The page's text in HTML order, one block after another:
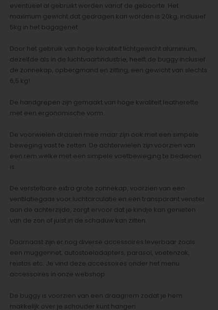
eventueel al gebruikt worden vanaf de geboorte. Het
maximum gewicht dat gedragen kan worden is 20kg, inclusief
5kg in het bagagenet.
Door het gebruik van hoge kwaliteit lichtgewicht aluminium,
dezelfde als in de luchtvaartindustrie, heeft de buggy inclusief
de zonnekap, opbergmand en zitting, een gewicht van slechts
6,5 kg!
De handgrepen zijn gemaakt van hoge kwaliteit leatherette
met een ergonomische vorm.
De voorwielen draaien mee maar zijn ook met een simpele
beweging vast te zetten. De achterwielen zijn voorzien van
een rem welke met een simpele voetbeweging te bedienen
is.
De verstelbare extra grote zonnekap, voorzien van een
ventilatiegaas voor luchtcirculatie en een transparant venster
aan de achterzijde, zorgt ervoor dat je kindje kan genieten
van de zon of juist in de schaduw kan zitten.
Daarnaast zijn er nog diverse accessoires leverbaar zoals
een muggennet, autostoeladapters, parasol, voetenzak,
reistas etc. Je vind deze accessoires onder het menu
accessoires in onze webshop.
De buggy is voorzien van een draagriem zodat je hem
makkelijk over je schouder kunt hangen.